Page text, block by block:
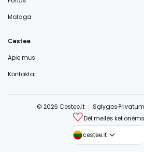
Malaga
Cestee
Apie mus
Kontaktai
© 2026 Cestee.lt Sąlygos
Dėl meilės kelionėms
cestee.lt
cestee.com
cestee.sk